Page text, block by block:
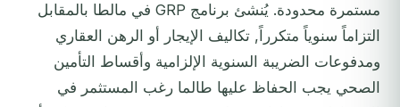
مستمرة محدودة. يُنشئ برنامج GRP في مالطا بالمقابل
التزاماً سنوياً متكرراً, تكاليف الإيجار أو الرهن العقاري
ومدفوعات الضريبة السنوية الإلزامية وأقساط التأمين
الصحي يجب الحفاظ عليها طالما رغب المستثمر في